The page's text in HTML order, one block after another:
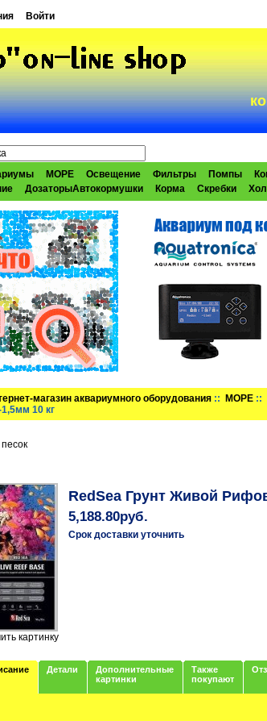
Войти
МОРЕ Освещение Фильтры Помпы
ДозаторыАвтокормушки Корма Скребки
магазин аквариумного оборудования :: МОРЕ ::
1,5мм 10 кг
картинку
RedSea Грунт Живой
5,188.80руб.
Срок доставки уточнить
Детали
Дополнительные
картинки
Также
покупают